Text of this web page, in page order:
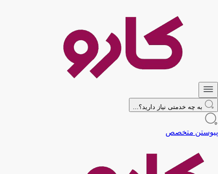
به چه خدمتی نیاز دارید؟...
پیوستن متخصص